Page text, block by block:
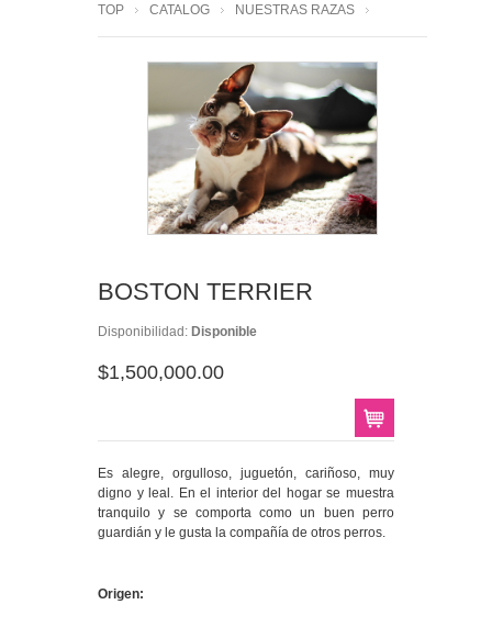
TOP CATALOG NUESTRAS RAZAS
BOSTON TERRIER
Disponibilidad: Disponible
$1,500,000.00
Es alegre, orgulloso, juguetón, cariñoso, muy
digno y leal. En el interior del hogar se muestra
tranquilo y se comporta como un buen perro
guardián y le gusta la compañía de otros perros.
Origen: